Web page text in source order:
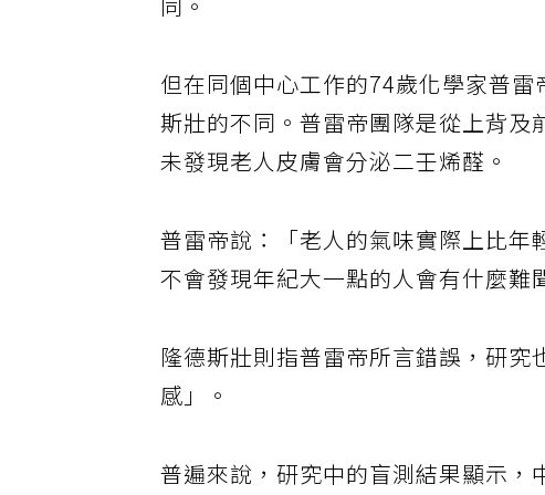
同。
但在同個中心工作的74歲化學家普
斯壯的不同。普雷帝團隊是從上背
未發現老人皮膚會分泌二壬烯醛。
普雷帝說：「老人的氣味實際上比
不會發現年紀大一點的人會有什麼難
隆德斯壯則指普雷帝所言錯誤，研
感」。
普遍來說，研究中的盲測結果顯示